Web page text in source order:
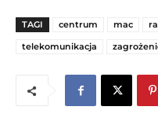
TAGI centrum mac
telekomunikacja